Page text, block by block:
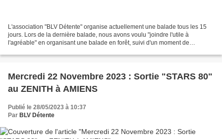
L'association "BLV Détente" organise actuellement une balade tous les 15
jours. Lors de la dernière balade, nous avons voulu "joindre l'utile à
l'agréable" en organisant une balade en forêt, suivi d'un moment de
Mercredi 22 Novembre 2023 : Sortie "STARS 80"
au ZENITH à AMIENS
Publié le 28/05/2023 à 10:37
Par BLV Détente